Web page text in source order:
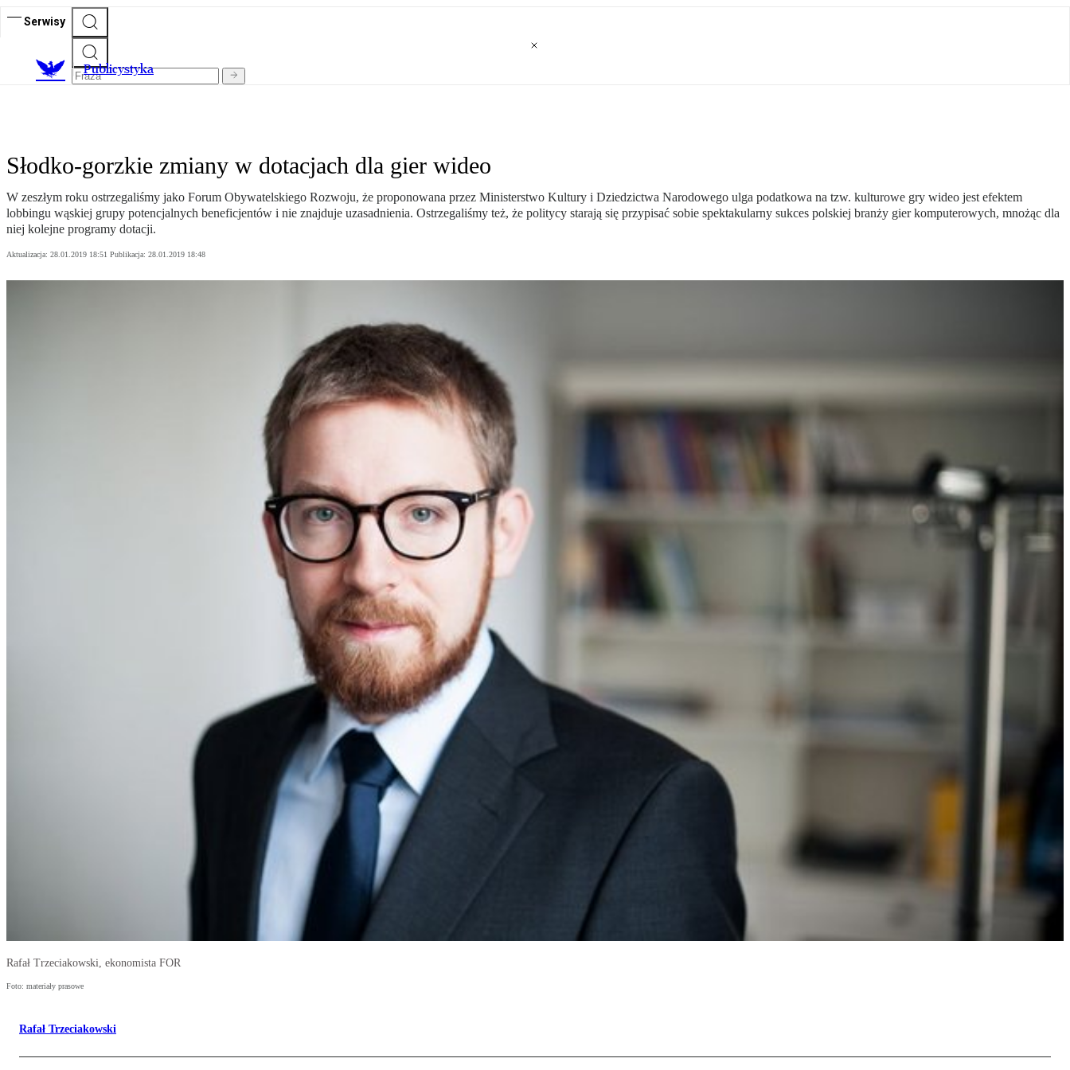
Serwisy
Publicystyka
Słodko-gorzkie zmiany w dotacjach dla gier wideo
W zeszłym roku ostrzegaliśmy jako Forum Obywatelskiego Rozwoju, że proponowana przez Ministerstwo Kultury i Dziedzictwa Narodowego ulga podatkowa na tzw. kulturowe gry wideo jest efektem
lobbingu wąskiej grupy potencjalnych beneficjentów i nie znajduje uzasadnienia. Ostrzegaliśmy też, że politycy starają się przypisać sobie spektakularny sukces polskiej branży gier komputerowych, mnożąc dla
niej kolejne programy dotacji.
Aktualizacja: 28.01.2019 18:51 Publikacja: 28.01.2019 18:48
Rafał Trzeciakowski, ekonomista FOR
Foto: materiały prasowe
Rafał Trzeciakowski